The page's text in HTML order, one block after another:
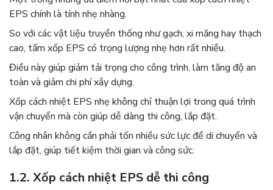
EPS chính là tính nhẹ nhàng.
So với các vật liệu truyền thống như gạch, xi măng hay thạch
cao, tấm xốp EPS có trọng lượng nhẹ hơn rất nhiều.
Điều này giúp giảm tải trọng cho công trình, làm tăng độ an
toàn và giảm chi phí xây dựng.
Xốp cách nhiệt EPS nhẹ không chỉ thuận lợi trong quá trình
vận chuyển mà còn giúp dễ dàng thi công, lắp đặt.
Công nhân không cần phải tốn nhiều sức lực để di chuyển và
lắp đặt, giúp tiết kiệm thời gian và công sức.
1.2. Xốp cách nhiệt EPS dễ thi công